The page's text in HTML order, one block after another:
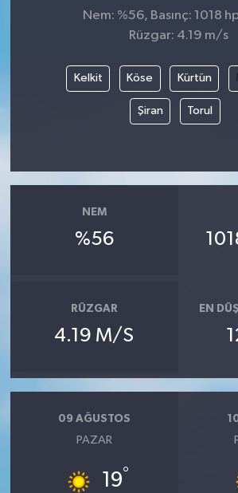
Nem: %56, Basınç: 1018
Rüzgar: 4.19 m/s
Kelkit Köse Kürtün
Şiran Torul
NEM
%56
RÜZGAR
4.19 M/S
EN
09 AĞUSTOS
PAZAR
19°